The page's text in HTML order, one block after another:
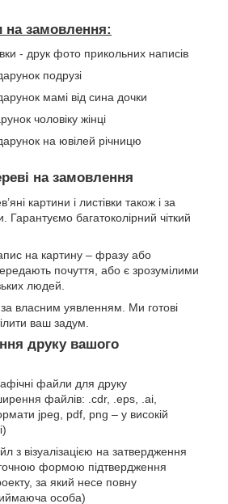
на замовлення:
- друк фото прикольних написів
подрузі
мамі від сина дочки
чоловіку жінці
на ювілей річницю
на замовлення
картини і листівки також і за
багатоколірний чіткий
на картину – фразу або
почуття, або є зрозумілими
людей.
власним уявленням. Ми готові
ваш задум.
друку вашого
файли для друку
файлів: .cdr, .eps, .ai,
jpeg, pdf, png – у високій
з візуалізацією на затвердження
формою підтвердження
за який несе повну
особа)